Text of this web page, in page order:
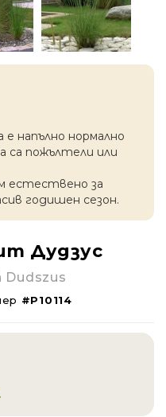
напълно нормално
са пожълтели или
естествено за
годишен сезон.
Дудзус
Dudszus
#P10114